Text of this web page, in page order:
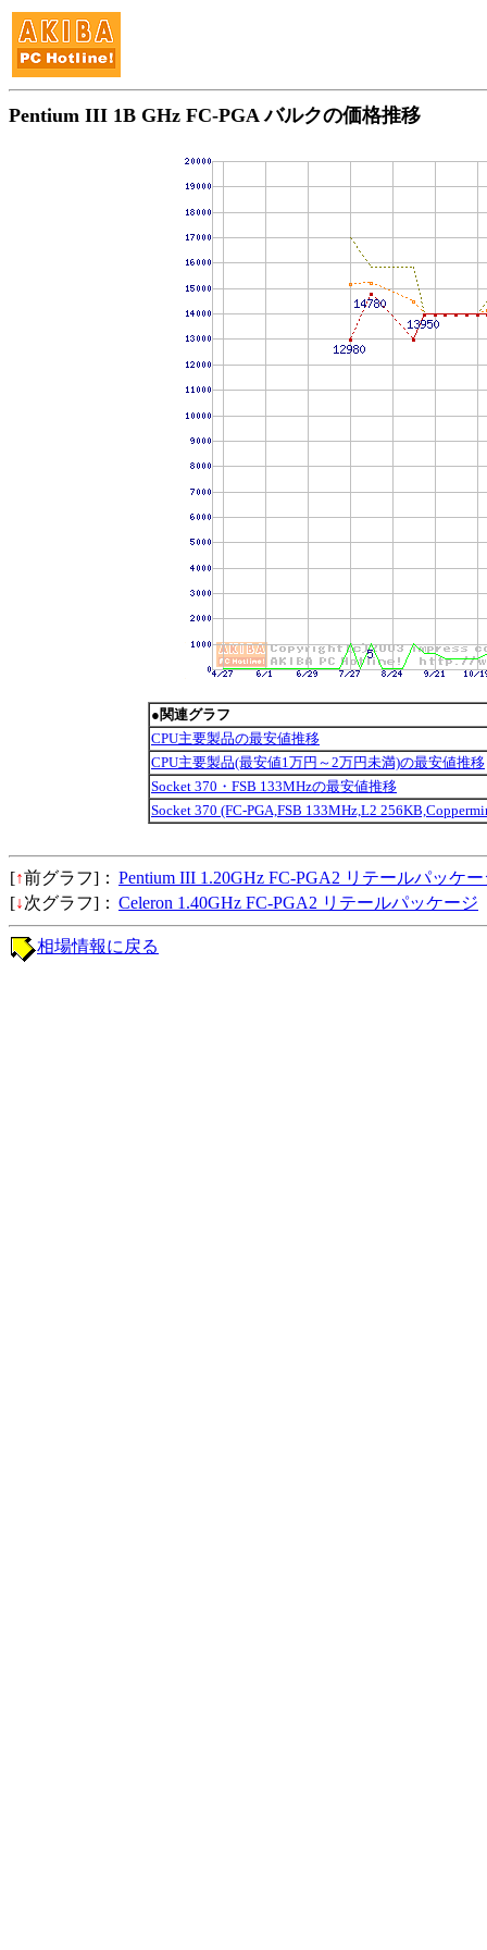
Pentium III 1B GHz FC-PGA バルクの価格推移
●関連グラフ
CPU主要製品の最安値推移
CPU主要製品(最安値1万円～2万円未満)の最安値推移
Socket 370・FSB 133MHzの最安値推移
Socket 370 (FC-PGA,FSB 133MHz,L2
[↑前グラフ]： Pentium III 1.20GHz FC-PGA2 リテールパッケ
[↓次グラフ]： Celeron 1.40GHz FC-PGA2 リテールパッケージ
相場情報に戻る